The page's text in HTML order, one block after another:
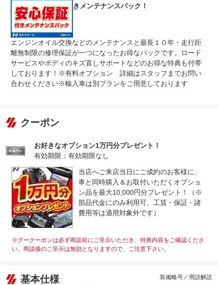
法定整備
整備付 法定12ヶ月または法定24ヶ月点検整備付
※車検なし・車検整備付の場合は法定24ヶ月点検整備付
※商用車は6ヶ月または12ヶ月点検整備付
法定整備
について
１．契約後～納車までに法定点検を実施致します。 ２．
支払総額に整備代金を含んでおります。 ３．点検記録簿
が発行されます。
きメンテナンスパック！
エンジンオイル交換などのメンテナンスと最長１０年・走行距
離無制限の修理保証が一つになったお得なパックです。ロード
サービスやボディのキズ直しサポートなどのお得な特典も付帯
しております！※有料オプション 詳細はスタッフまでお問い
合わせください※輸入車は別プランをご用意しております
クーポン
お好きなオプション1万円分プレゼント！
有効期限：有効期限なし
当店へご来店当日にご成約のお客様に、
車と同時購入＆お取付いただくオプショ
ン品を最大10,000円分プレゼント！（※
部品代金にのみ利用可。工賃・保証・諸
費用等は適用対象外です）
※グークーポンは必ず商談前にご呈示いただき、特典内容をご確認くださ
い。商談後のご呈示は無効となりますので、ご注意下さい。
基本仕様 装備略号／用語解説